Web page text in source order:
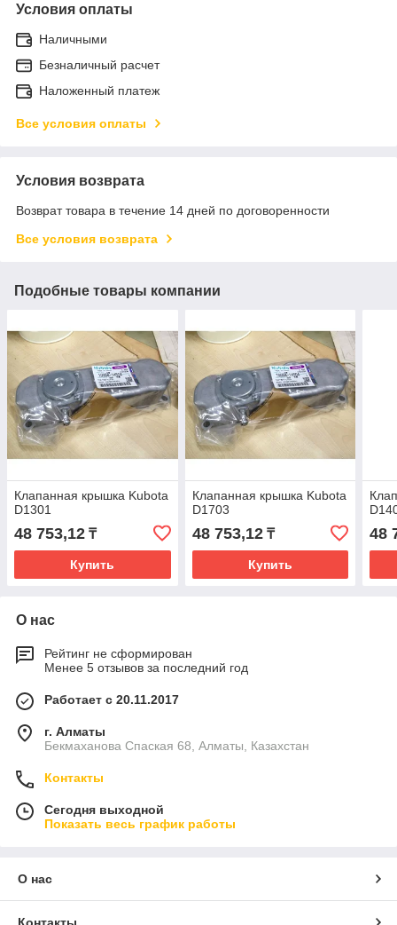
Условия оплаты
Наличными
Безналичный расчет
Наложенный платеж
Все условия оплаты
Условия возврата
Возврат товара в течение 14 дней по договоренности
Все условия возврата
Подобные товары компании
Клапанная крышка Kubota
D1301
48 753,12 ₸
Купить
Клапанная крышка Kubota
D1703
48 753,12₸
Купить
48
О нас
Рейтинг не сформирован
Менее 5 отзывов за последний год
Работает с 20.11.2017
г. Алматы
Бекмаханова Спаская 68, Алматы, Казахстан
Контакты
Сегодня выходной
Показать весь график работы
О нас